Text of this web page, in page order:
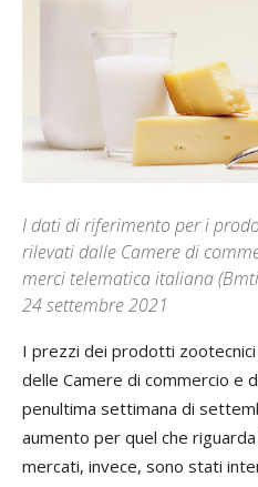
I dati di riferimento per i
rilevati dalle Camere di
merci telematica italiana
24 settembre 2021
I prezzi dei prodotti
delle Camere di commercio e
penultima settimana di
aumento per quel che
mercati, invece, sono stati